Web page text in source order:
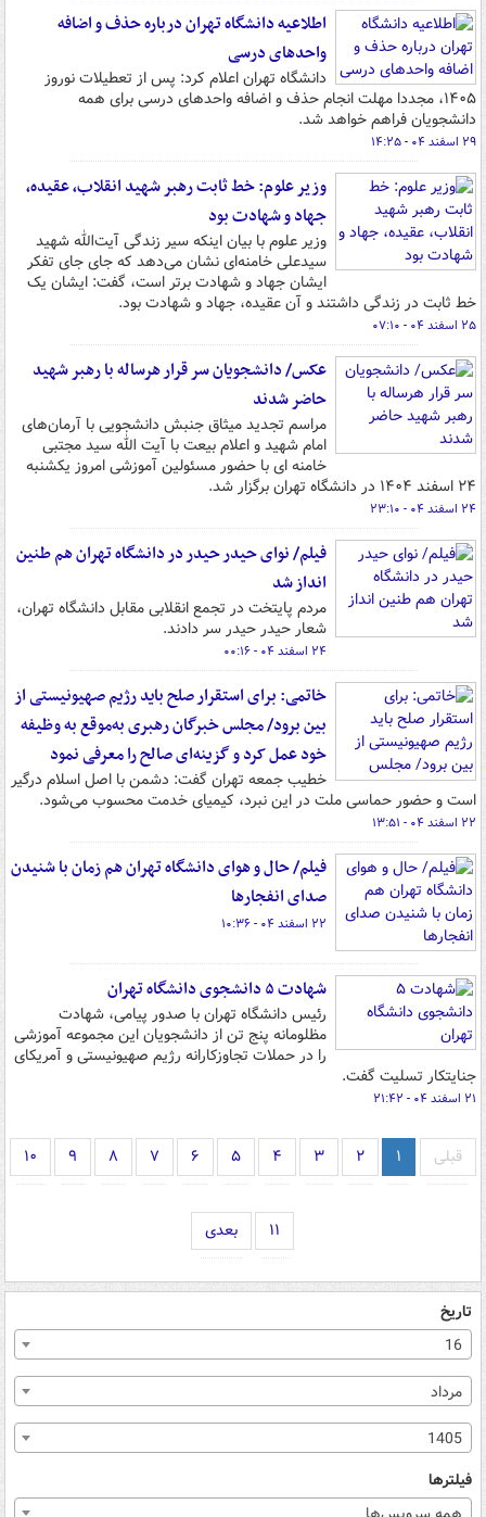
اطلاعیه دانشگاه تهران درباره حذف و اضافه
واحدهای درسی
دانشگاه تهران اعلام کرد: پس از تعطیلات نوروز
۱۴۰۵، مجددا مهلت انجام حذف و اضافه واحدهای درسی برای همه
دانشجویان فراهم خواهد شد.
۲۹ اسفند ۰۴ - ۱۴:۲۵
وزیر علوم: خط ثابت رهبر شهید انقلاب، عقیده،
جهاد و شهادت بود
وزیر علوم با بیان اینکه سیر زندگی آیت‌الله شهید
سیدعلی خامنه‌ای نشان می‌دهد که جای جای تفکر
ایشان جهاد و شهادت برتر است، گفت: ایشان یک
خط ثابت در زندگی داشتند و آن عقیده، جهاد و شهادت بود.
۲۵ اسفند ۰۴ - ۰۷:۱۰
عکس/ دانشجویان سر قرار هرساله با رهبر شهید
حاضر شدند
مراسم تجدید میثاق جنبش دانشجویی با آرمان‌های
امام شهید و اعلام بیعت با آیت الله سید مجتبی
خامنه ای با حضور مسئولین آموزشی امروز یکشنبه
۲۴ اسفند ۱۴۰۴ در دانشگاه تهران برگزار شد.
۲۴ اسفند ۰۴ - ۲۳:۱۰
فیلم/ نوای حیدر حیدر در دانشگاه تهران هم طنین
انداز شد
مردم پایتخت در تجمع انقلابی مقابل دانشگاه تهران،
شعار حیدر حیدر سر دادند.
۲۴ اسفند ۰۴ - ۰۰:۱۶
خاتمی: برای استقرار صلح باید رژیم صهیونیستی از
بین برود/ مجلس خبرگان رهبری به‌موقع به وظیفه
خود عمل کرد و گزینه‌ای صالح را معرفی نمود
خطیب جمعه تهران گفت: دشمن با اصل اسلام درگیر
است و حضور حماسی ملت در این نبرد، کیمیای خدمت محسوب می‌شود.
۲۲ اسفند ۰۴ - ۱۳:۵۱
فیلم/ حال و هوای دانشگاه تهران هم زمان با شنیدن
صدای انفجارها
۲۲ اسفند ۰۴ - ۱۰:۳۶
شهادت ۵ دانشجوی دانشگاه تهران
رئیس دانشگاه تهران با صدور پیامی، شهادت
مظلومانه پنج تن از دانشجویان این مجموعه آموزشی
را در حملات تجاوزکارانه رژیم صهیونیستی و آمریکای
جنایتکار تسلیت گفت.
۲۱ اسفند ۰۴ - ۲۱:۴۲
قبلی ۱ ۲ ۳ ۴ ۵ ۶ ۷ ۸ ۹ ۱۰
۱۱ بعدی
تاریخ
16
مرداد
1405
فیلترها